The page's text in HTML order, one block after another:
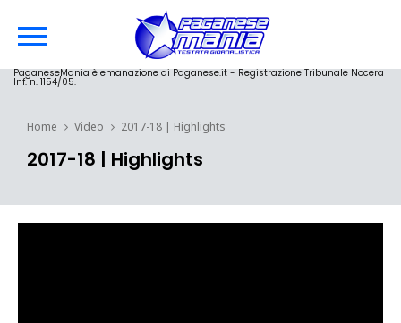
PaganeseMania è emanazione di Paganese.it - Registrazione Tribunale Nocera
Inf. n. 1154/05.
Home Video 2017-18 | Highlights
2017-18 | Highlights